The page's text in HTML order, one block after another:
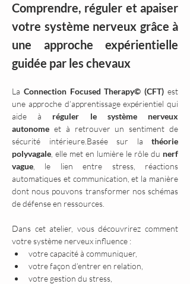
Comprendre, réguler et apaiser
votre système nerveux grâce à
une approche expérientielle
guidée par les chevaux
La Connection Focused Therapy© (CFT) est
une approche d’apprentissage expérientiel qui
aide à réguler le système nerveux
autonome et à retrouver un sentiment de
sécurité intérieure.Basée sur la théorie
polyvagale , elle met en lumière le rôle du nerf
vague , le lien entre stress, réactions
automatiques et communication, et la manière
dont nous pouvons transformer nos schémas
de défense en ressources.
Dans cet atelier, vous découvrirez comment
votre système nerveux influence :
votre capacité à communiquer,
votre façon d’entrer en relation,
votre gestion du stress,